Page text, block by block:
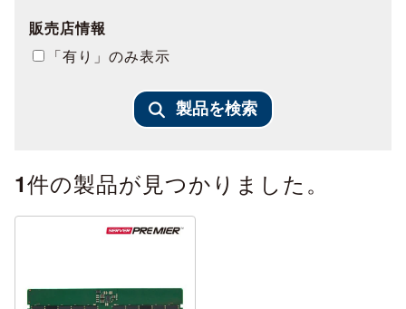
販売店情報
「有り」のみ表示
製品を検索
1件の製品が見つかりました。